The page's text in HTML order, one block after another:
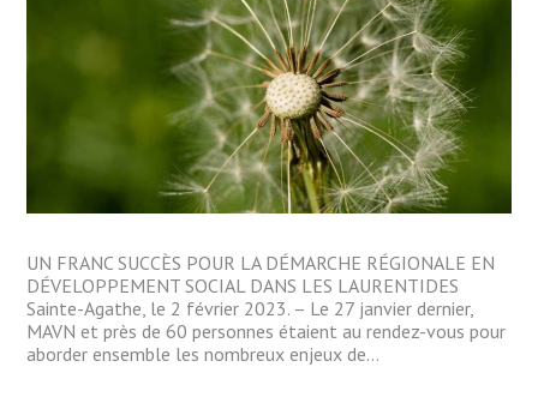
UN FRANC SUCCÈS POUR LA DÉMARCHE RÉGIONALE EN
DÉVELOPPEMENT SOCIAL DANS LES LAURENTIDES
Sainte-Agathe, le 2 février 2023. – Le 27 janvier dernier,
MAVN et près de 60 personnes étaient au rendez-vous pour
aborder ensemble les nombreux enjeux de...